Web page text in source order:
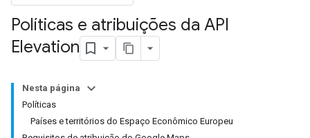
Políticas e atribuições da API
Elevation
Nesta página
Políticas
Países e territórios do Espaço Econômico Europeu